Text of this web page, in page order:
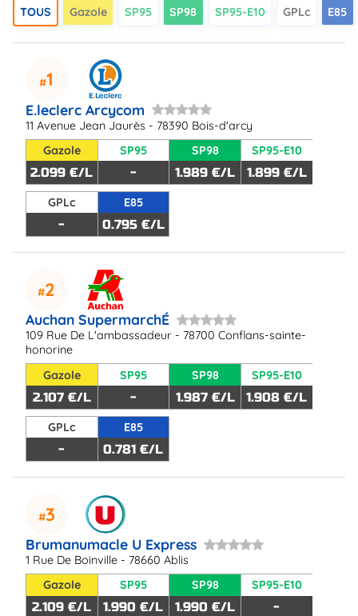
TOUS Gazole SP95 SP98 SP95-E10 GPLc E85
1
E.leclerc Arcycom
11 Avenue Jean Jaurès - 78390 Bois-d'arcy
Gazole
2.099 €/L
SP95
-
SP98
1.989 €/L
SP95-E10
1.899 €/L
GPLc
-
E85
0.795 €/L
2
Auchan SupermarchÉ
109 Rue De L'ambassadeur - 78700 Conflans-sainte-
honorine
Gazole
2.107 €/L
SP95
-
SP98
1.987 €/L
SP95-E10
1.908 €/L
GPLc
-
E85
0.781 €/L
3
Brumanumacle U Express
1 Rue De Boinville - 78660 Ablis
Gazole
2.109 €/L
SP95
1.990 €/L
SP98
1.990 €/L
SP95-E10
-